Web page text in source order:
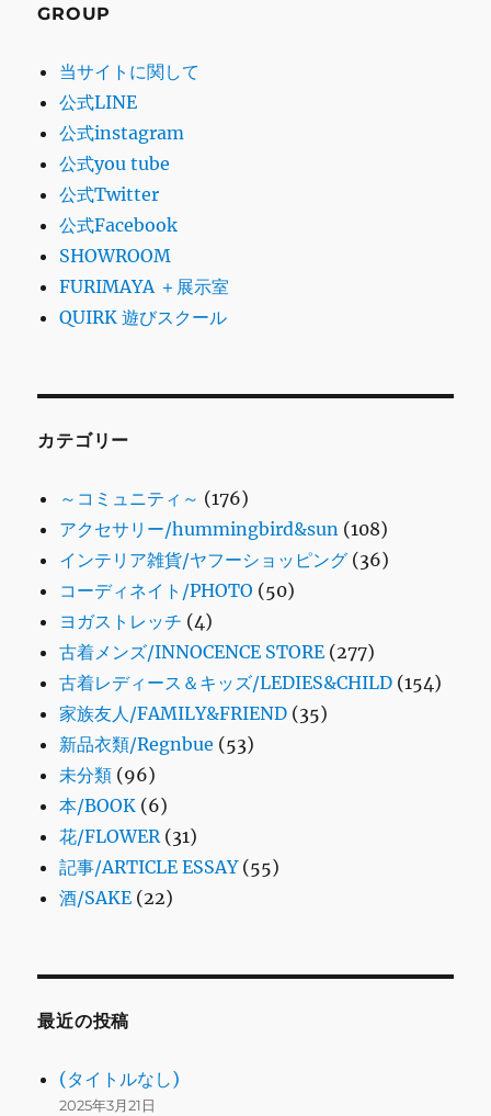
GROUP
当サイトに関して
公式LINE
公式instagram
公式you tube
公式Twitter
公式Facebook
SHOWROOM
FURIMAYA ＋展示室
QUIRK 遊びスクール
カテゴリー
～コミュニティ～ (176)
アクセサリー/hummingbird&sun (108)
インテリア雑貨/ヤフーショッピング (36)
コーディネイト/PHOTO (50)
ヨガストレッチ (4)
古着メンズ/INNOCENCE STORE (277)
古着レディース＆キッズ/LEDIES&CHILD (154)
家族友人/FAMILY&FRIEND (35)
新品衣類/Regnbue (53)
未分類 (96)
本/BOOK (6)
花/FLOWER(31)
記事/ARTICLE ESSAY(55)
酒/SAKE (22)
最近の投稿
(タイトルなし)
2025年3月21日